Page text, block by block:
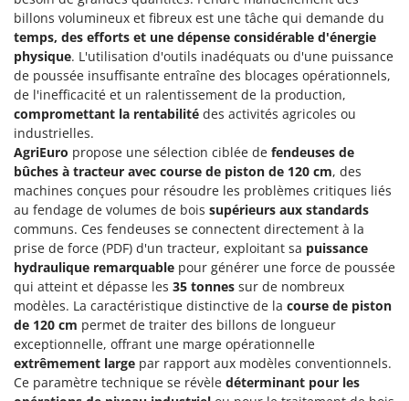
Filtres pour vin et huile
Floconneuses
Fouloirs - Égrappoirs
Fourches pour tracteur
Fours d'extérieur - intérieur pour pizza et cuisine
Fours électriques
Fraises à neige
Fraises rotatives pour tracteur
Friteuses sans huile
G
Générateurs d'air chaud
Godets à terre basculants pour tracteur
Groupes électrogènes
Gyrobroyeurs à lame pour tracteur
CTEK
D
Dal Degan
DCG
Deca
DeWalt
Di Martino
Diavola Pro
Diesse
Docma
Dominion
Dreame
E
EcoFlow
Edilmark
billons volumineux et fibreux est une tâche qui demande du
temps, des efforts et une dépense considérable d'énergie
physique. L'utilisation d'outils inadéquats ou d'une puissance
de poussée insuffisante entraîne des blocages opérationnels,
de l'inefficacité et un ralentissement de la production,
compromettant la rentabilité des activités agricoles ou
industrielles.
AgriEuro propose une sélection ciblée de fendeuses de
bûches à tracteur avec course de piston de 120 cm, des
machines conçues pour résoudre les problèmes critiques liés
au fendage de volumes de bois supérieurs aux standards
communs. Ces fendeuses se connectent directement à la
prise de force (PDF) d'un tracteur, exploitant sa puissance
hydraulique remarquable pour générer une force de poussée
qui atteint et dépasse les 35 tonnes sur de nombreux
modèles. La caractéristique distinctive de la course de piston
de 120 cm permet de traiter des billons de longueur
exceptionnelle, offrant une marge opérationnelle
extrêmement large par rapport aux modèles conventionnels.
Ce paramètre technique se révèle déterminant pour les